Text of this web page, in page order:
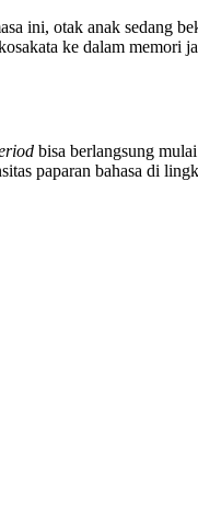
ini, otak anak sedang
ke dalam memori
bisa berlangsung
paparan bahasa di